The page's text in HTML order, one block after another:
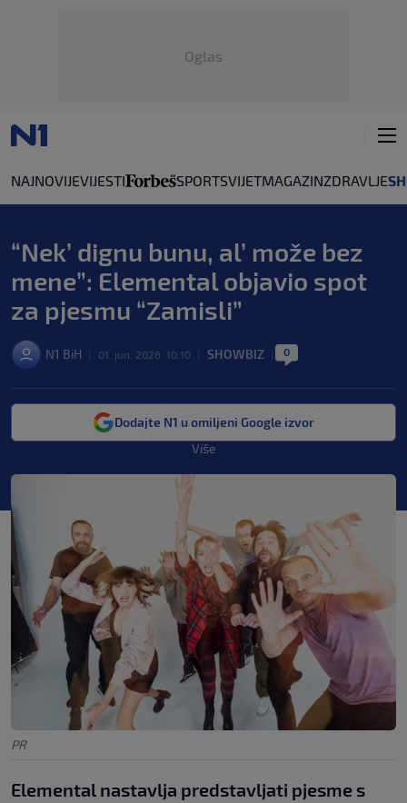
Oglas
NAJNOVIJEVIJESTI SPORTSVIJETMAGAZINZDRAVLJE
“Nek’ dignu bunu, al’ može bez
mene”: Elemental objavio spot
za pjesmu “Zamisli”
N1 BiH 01. jun. 2026. 10:10 SHOWBIZ 0
Dodajte N1 u omiljeni Google izvor
Više
PR
Elemental nastavlja predstavljati pjesme s